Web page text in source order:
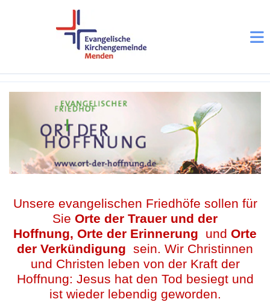
Unsere evangelischen Friedhöfe sollen für
Sie Orte der Trauer und der
Hoffnung, Orte der Erinnerung und Orte
der Verkündigung sein. Wir Christinnen
und Christen leben von der Kraft der
Hoffnung: Jesus hat den Tod besiegt und
ist wieder lebendig geworden.